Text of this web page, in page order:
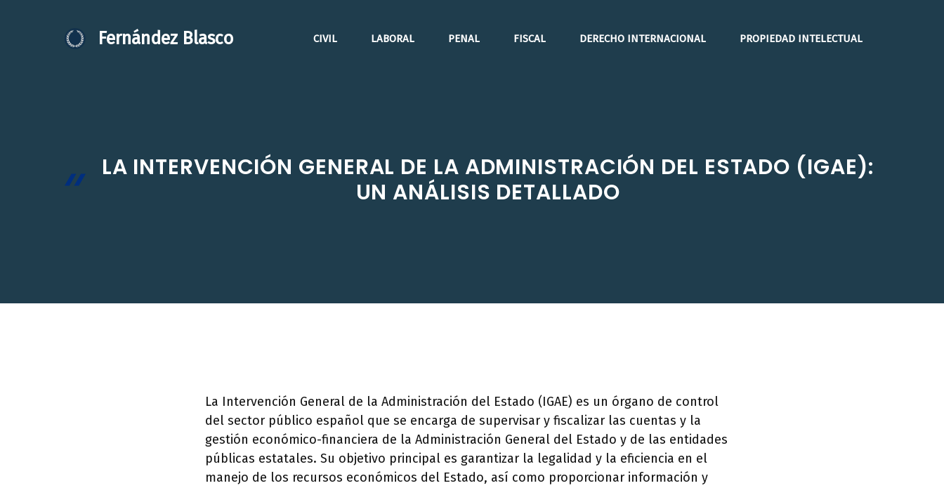
Fernández Blasco CIVIL LABORAL PENAL FISCAL DERECHO INTERNACIONAL PROPIEDAD INTELECTUAL
LA INTERVENCIÓN GENERAL DE LA ADMINISTRACIÓN DEL ESTADO (IGAE):
UN ANÁLISIS DETALLADO
La Intervención General de la Administración del Estado (IGAE) es un órgano de control
del sector público español que se encarga de supervisar y fiscalizar las cuentas y la
gestión económico-financiera de la Administración General del Estado y de las entidades
públicas estatales. Su objetivo principal es garantizar la legalidad y la eficiencia en el
manejo de los recursos económicos del Estado, así como proporcionar información y